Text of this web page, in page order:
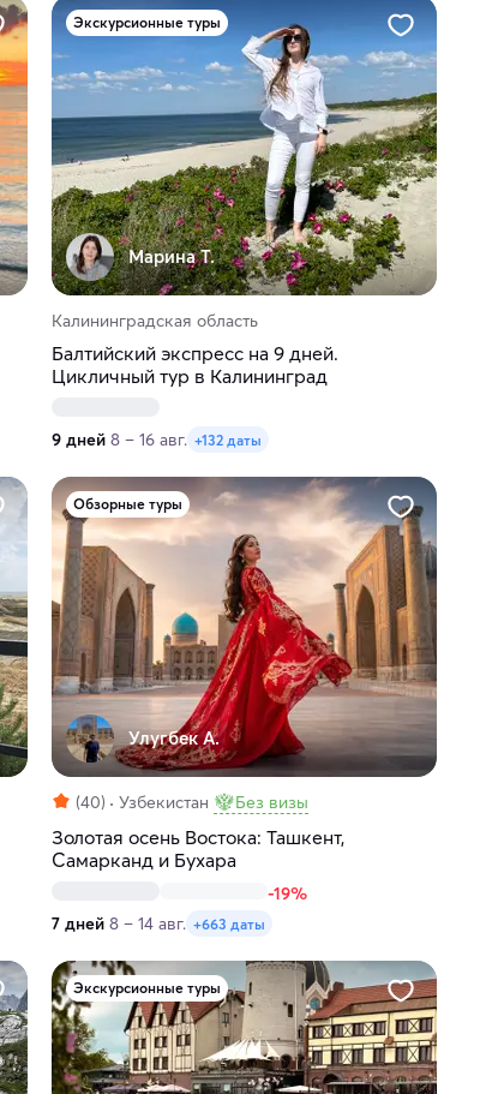
Экскурсионные туры
Марина Т.
Калининградская область
Балтийский экспресс на 9 дней.
Цикличный тур в Калининград
9 дней 8 – 16 авг. +132 даты
Обзорные туры
Улугбек А.
(40) Узбекистан Без визы
Золотая осень Востока: Ташкент,
Самарканд и Бухара
-19%
7 дней 8 – 14 авг. +663 даты
Экскурсионные туры